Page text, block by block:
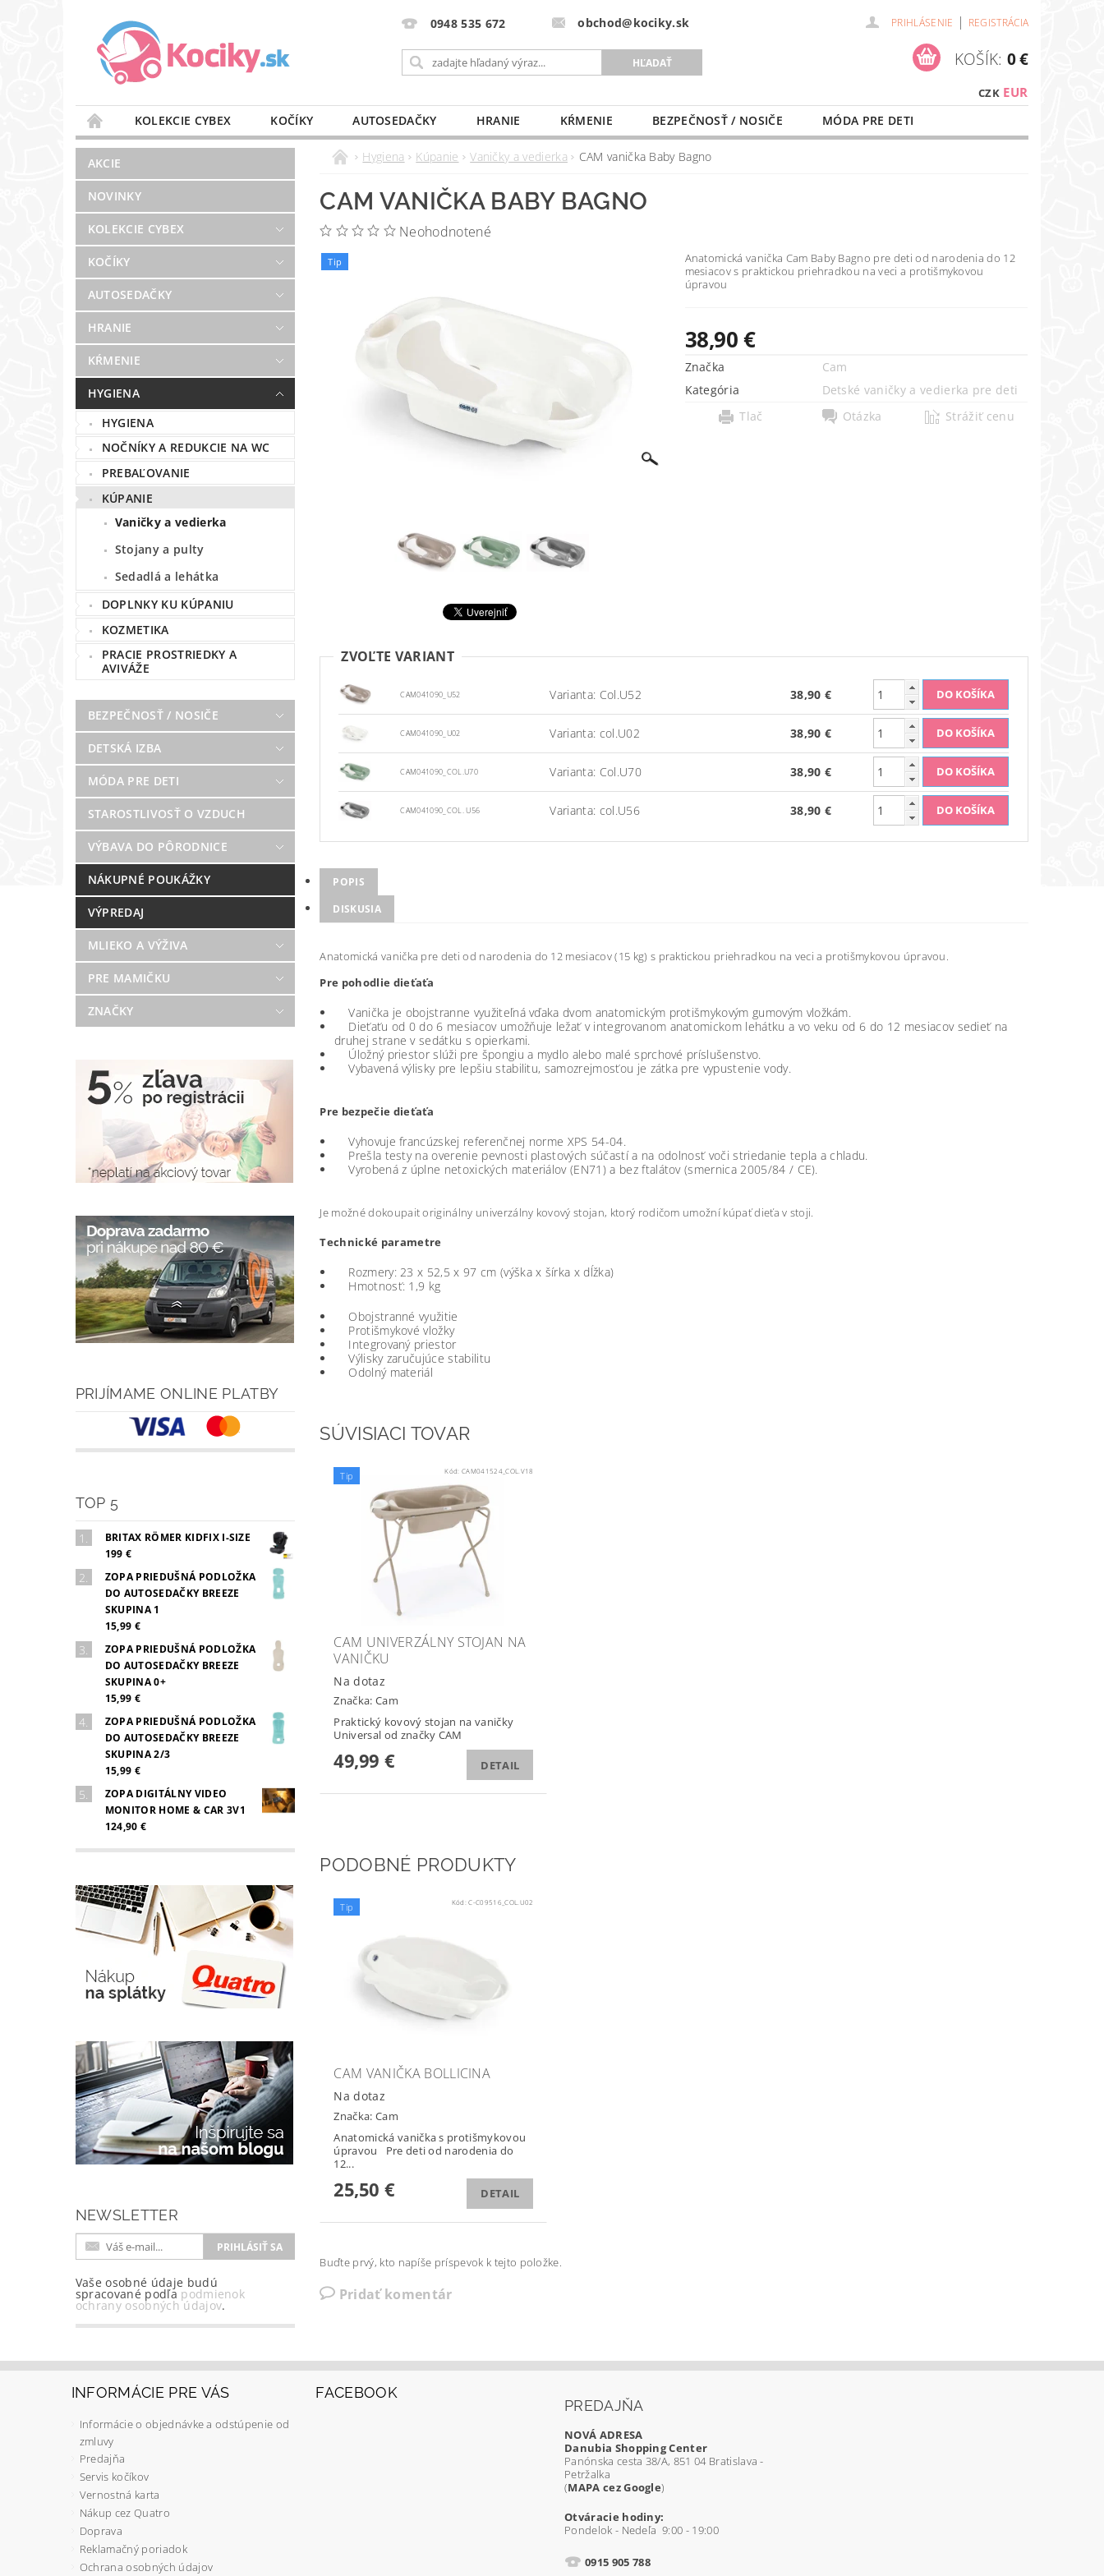
0948 535 672 obchod@kociky.sk PRIHLÁSENIE | REGISTRÁCIA
CZK EUR
KOŠÍK: 0 €
KOLEKCIE CYBEX KOČÍKY AUTOSEDAČKY HRANIE KŔMENIE BEZPEČNOSŤ / NOSIČE
MÓDA PRE DETI
STAROSTLIVOSŤ O VZDUCH
VÝBAVA DO PÔRODNICE MLIEKO A VÝŽIVA PRE MAMIČKU
BLOG
PREDAJŇA KONTAKT
AKCIE
NOVINKY
KOLEKCIE CYBEX
KOČÍKY
AUTOSEDAČKY
HRANIE
KŔMENIE
HYGIENA
HYGIENA
NOČNÍKY A REDUKCIE NA WC
PREBAĽOVANIE
KÚPANIE
Vaničky a vedierka
Stojany a pulty
Sedadlá a lehátka
DOPLNKY KU KÚPANIU
KOZMETIKA
PRACIE PROSTRIEDKY A
AVIVÁŽE
BEZPEČNOSŤ / NOSIČE
DETSKÁ IZBA
MÓDA PRE DETI
STAROSTLIVOSŤ O VZDUCH
VÝBAVA DO PÔRODNICE
NÁKUPNÉ POUKÁŽKY
VÝPREDAJ
MLIEKO A VÝŽIVA
PRE MAMIČKU
ZNAČKY
PRIJÍMAME ONLINE PLATBY
TOP 5
BRITAX RÖMER KIDFIX I-SIZE
199 €
ZOPA PRIEDUŠNÁ PODLOŽKA
DO AUTOSEDAČKY BREEZE
SKUPINA 1
15,99 €
ZOPA PRIEDUŠNÁ PODLOŽKA
DO AUTOSEDAČKY BREEZE
SKUPINA 0+
15,99 €
ZOPA PRIEDUŠNÁ PODLOŽKA
DO AUTOSEDAČKY BREEZE
SKUPINA 2/3
15,99 €
ZOPA DIGITÁLNY VIDEO
MONITOR HOME & CAR 3V1
124,90 €
NEWSLETTER
Vaše osobné údaje budú
spracované podľa podmienok
ochrany osobných údajov.
Hygiena Kúpanie Vaničky a vedierka CAM vanička Baby Bagno
CAM VANIČKA BABY BAGNO
Neohodnotené
Tip
Anatomická vanička Cam Baby Bagno pre deti od narodenia do 12
mesiacov s praktickou priehradkou na veci a protišmykovou
úpravou
38,90 €
Značka
Cam
Kategória
Detské vaničky a vedierka pre deti
Tlač
Otázka Strážiť cenu
ZVOĽTE VARIANT
CAM041090_U52 Varianta: Col.U52 38,90 €
CAM041090_U02 Varianta: col.U02 38,90 €
CAM041090_COL.U70 Varianta: Col.U70 38,90 €
CAM041090_COL. U56 Varianta: col.U56 38,90 €
POPIS
DISKUSIA
Anatomická vanička pre deti od narodenia do 12 mesiacov (15 kg) s praktickou priehradkou na veci a protišmykovou úpravou.
Pre pohodlie dieťaťa
Vanička je obojstranne využiteľná vďaka dvom anatomickým protišmykovým gumovým vložkám.
Dieťaťu od 0 do 6 mesiacov umožňuje ležať v integrovanom anatomickom lehátku a vo veku od 6 do 12 mesiacov sedieť na
druhej strane v sedátku s opierkami.
Úložný priestor slúži pre špongiu a mydlo alebo malé sprchové príslušenstvo.
Vybavená výlisky pre lepšiu stabilitu, samozrejmosťou je zátka pre vypustenie vody.
Pre bezpečie dieťaťa
Vyhovuje francúzskej referenčnej norme XPS 54-04.
Prešla testy na overenie pevnosti plastových súčastí a na odolnosť voči striedanie tepla a chladu.
Vyrobená z úplne netoxických materiálov (EN71) a bez ftalátov (smernica 2005/84 / CE).
Je možné dokoupait originálny univerzálny kovový stojan, ktorý rodičom umožní kúpať dieťa v stoji.
Technické parametre
Rozmery: 23 x 52,5 x 97 cm (výška x šírka x dĺžka)
Hmotnosť: 1,9 kg
Obojstranné využitie
Protišmykové vložky
Integrovaný priestor
Výlisky zaručujúce stabilitu
Odolný materiál
SÚVISIACI TOVAR
Tip Kód:CAM041524_COL.V18
CAM UNIVERZÁLNY STOJAN NA
VANIČKU
Na dotaz
Značka: Cam
Praktický kovový stojan na vaničky
Universal od značky CAM
49,99 € DETAIL
PODOBNÉ PRODUKTY
Tip Kód:C-C09516_COL.U02
CAM VANIČKA BOLLICINA
Na dotaz
Značka: Cam
Anatomická vanička s protišmykovou
úpravou Pre deti od narodenia do
12...
25,50 € DETAIL
Buďte prvý, kto napíše príspevok k tejto položke.
Pridať komentár
INFORMÁCIE PRE VÁS
Informácie o objednávke a odstúpenie od
zmluvy
Predajňa
Servis kočíkov
Vernostná karta
Nákup cez Quatro
Doprava
Reklamačný poriadok
Ochrana osobných údajov
FACEBOOK
PREDAJŇA
NOVÁ ADRESA
Danubia Shopping Center
Panónska cesta 38/A, 851 04 Bratislava -
Petržalka
(MAPA cez Google)
Otváracie hodiny:
Pondelok - Nedeľa 9:00 - 19:00
0915 905 788